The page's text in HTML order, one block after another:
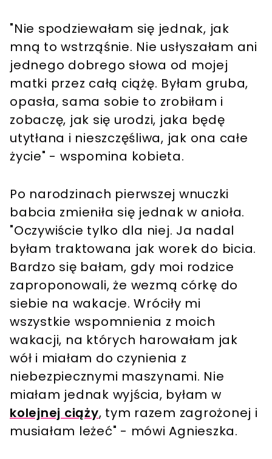
"Nie spodziewałam się jednak, jak
mną to wstrząśnie. Nie usłyszałam ani
jednego dobrego słowa od mojej
matki przez całą ciążę. Byłam gruba,
opasła, sama sobie to zrobiłam i
zobaczę, jak się urodzi, jaka będę
utytłana i nieszczęśliwa, jak ona całe
życie" - wspomina kobieta.
Po narodzinach pierwszej wnuczki
babcia zmieniła się jednak w anioła.
"Oczywiście tylko dla niej. Ja nadal
byłam traktowana jak worek do bicia.
Bardzo się bałam, gdy moi rodzice
zaproponowali, że wezmą córkę do
siebie na wakacje. Wróciły mi
wszystkie wspomnienia z moich
wakacji, na których harowałam jak
wół i miałam do czynienia z
niebezpiecznymi maszynami. Nie
miałam jednak wyjścia, byłam w
kolejnej ciąży, tym razem zagrożonej i
musiałam leżeć" - mówi Agnieszka.